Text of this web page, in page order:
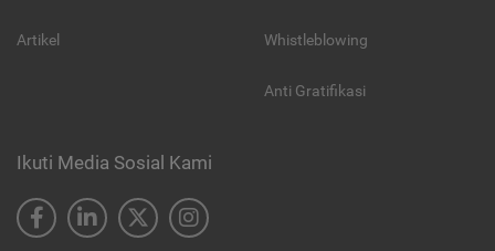
Artikel Whistleblowing
Anti Gratifikasi
Ikuti Media Sosial Kami